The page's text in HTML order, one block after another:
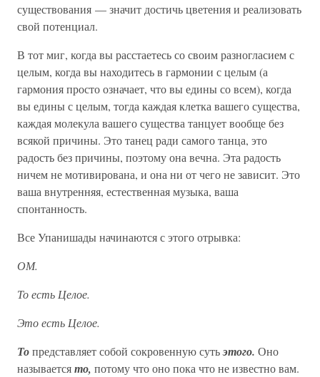
существования — значит достичь цветения и реализовать
свой потенциал.
В тот миг, когда вы расстаетесь со своим разногласием с
целым, когда вы находитесь в гармонии с целым (а
гармония просто означает, что вы едины со всем), когда
вы едины с целым, тогда каждая клетка вашего существа,
каждая молекула вашего существа танцует вообще без
всякой причины. Это танец ради самого танца, это
радость без причины, поэтому она вечна. Эта радость
ничем не мотивирована, и она ни от чего не зависит. Это
ваша внутренняя, естественная музыка, ваша
спонтанность.
Все Упанишады начинаются с этого отрывка:
ОМ.
То есть Целое.
Это есть Целое.
Топредставляет собой сокровенную сутьэтого. Оно
называетсято, потому что оно пока что не известно вам.